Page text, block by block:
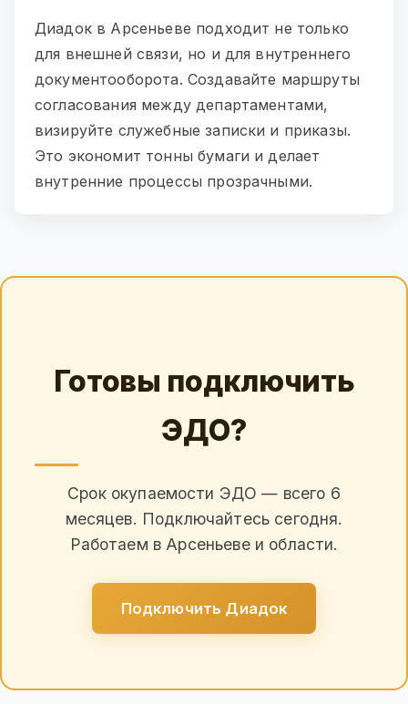
Диадок в Арсеньеве подходит не только
для внешней связи, но и для внутреннего
документооборота. Создавайте маршруты
согласования между департаментами,
визируйте служебные записки и приказы.
Это экономит тонны бумаги и делает
внутренние процессы прозрачными.
Готовы подключить
ЭДО?
Срок окупаемости ЭДО — всего 6
месяцев. Подключайтесь сегодня.
Работаем в Арсеньеве и области.
Подключить Диадок